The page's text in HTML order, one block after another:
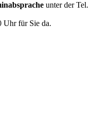
unter der Tel.
Uhr für Sie da.